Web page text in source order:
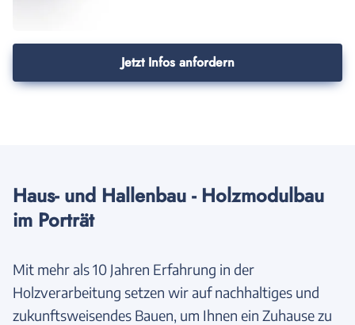
Jetzt Infos anfordern
Haus- und Hallenbau - Holzmodulbau
im Porträt
Mit mehr als 10 Jahren Erfahrung in der
Holzverarbeitung setzen wir auf nachhaltiges und
zukunftsweisendes Bauen, um Ihnen ein Zuhause zu